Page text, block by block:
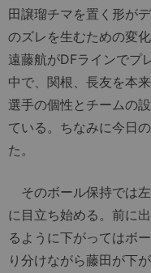
田譲瑠チマを置く形が
のズレを生むための変
遠藤航がDFラインでプ
中で、関根、長友を本
選手の個性とチームの
ている。ちなみに今日
た。
そのボール保持では
に目立ち始める。前に
るように下がってはボ
り分けながら藤田が下